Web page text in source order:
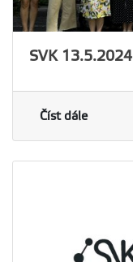
SVK 13.5.2024
Číst dále